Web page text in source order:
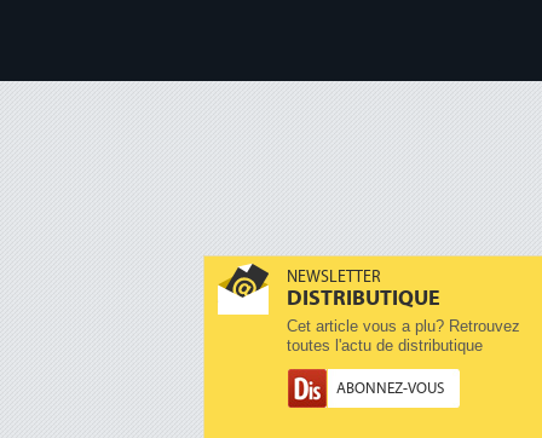
NEWSLETTER
DISTRIBUTIQUE
Cet article vous a plu? Retrouvez
toutes l'actu de distributique
ABONNEZ-VOUS